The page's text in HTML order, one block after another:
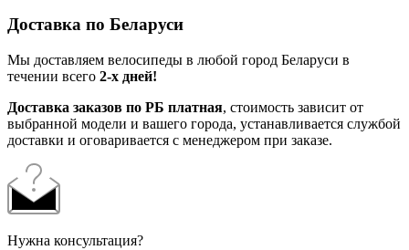
Доставка по Беларуси
Мы доставляем велосипеды в любой город Беларуси в
течении всего 2-х дней!
Доставка заказов по РБ платная, стоимость зависит от
выбранной модели и вашего города, устанавливается службой
доставки и оговаривается с менеджером при заказе.
Нужна консультация?